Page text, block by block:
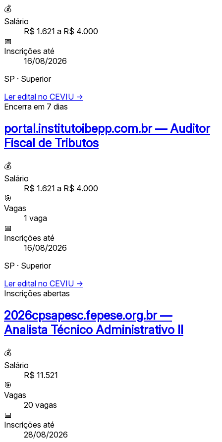
💰
Salário
R$ 1.621 a R$ 4.000
📅
Inscrições até
16/08/2026
SP · Superior
Ler edital no CEVIU →
Encerra em 7 dias
portal.institutoibepp.com.br — Auditor
Fiscal de Tributos
💰
Salário
R$ 1.621 a R$ 4.000
🎯
Vagas
1 vaga
📅
Inscrições até
16/08/2026
SP · Superior
Ler edital no CEVIU →
Inscrições abertas
2026cpsapesc.fepese.org.br —
Analista Técnico Administrativo II
💰
Salário
R$ 11.521
🎯
Vagas
20 vagas
📅
Inscrições até
28/08/2026